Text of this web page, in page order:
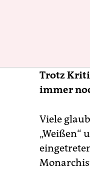
Erhalt
am
Trotz
immer
Viele
„Weißen“